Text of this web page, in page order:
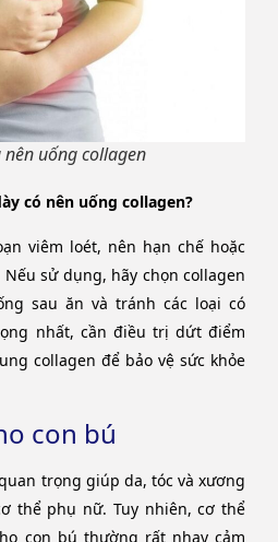
uống collagen
có nên uống collagen?
viêm loét, nên hạn chế hoặc
sử dụng, hãy chọn collagen
sau ăn và tránh các loại có
nhất, cần điều trị dứt điểm
collagen để bảo vệ sức khỏe
con bú
trọng giúp da, tóc và xương
thể phụ nữ. Tuy nhiên, cơ thể
con bú thường rất nhạy cảm